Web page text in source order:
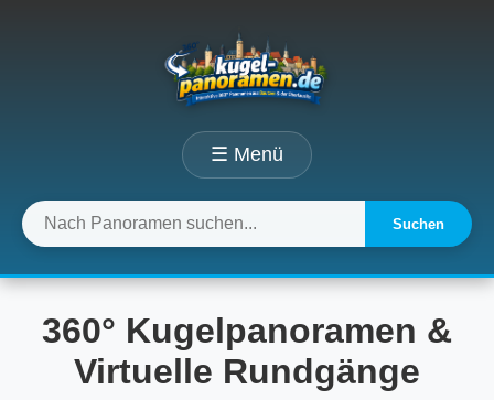
☰ Menü
Suchen
360° Kugelpanoramen &
Virtuelle Rundgänge